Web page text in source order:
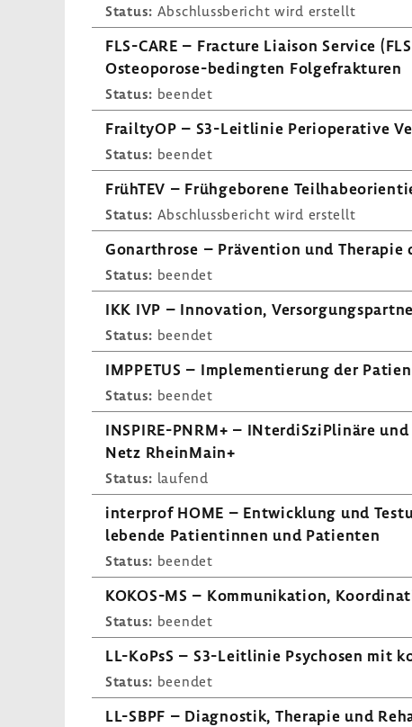
Status: Abschluss­be­richt wird erstellt
FLS-​CARE – Frac­ture Liaison Service
Osteoporose-​bedingten Folge­frak­turen
Status: beendet
Frail­tyOP – S3-​Leitlinie Periope­ra­tive
Status: beendet
FrühTEV – Früh­ge­bo­rene
Status: Abschluss­be­richt wird erstellt
Gonar­throse – Präven­tion und Therapie
Status: beendet
IKK IVP – Inno­va­tion,
Status: beendet
IMPPETUS – Imple­men­tie­rung der
Status: beendet
INSPIRE-​PNRM+ – INter­diS­zi­Pli­näre
Netz Rhein­Main+
Status: laufend
inter­prof HOME – Entwick­lung und
lebende Pati­en­tinnen und Pati­enten
Status: beendet
KOKOS-​MS – Kommu­ni­ka­tion,
Status: beendet
LL-​KoPsS – S3-​Leitlinie Psychosen mit
Status: beendet
LL-SBPF – Diagnostik, Therapie und